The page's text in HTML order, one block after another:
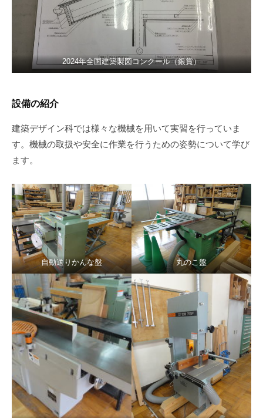
2024年全国建築製図コンクール（銀賞）
設備の紹介
建築デザイン科では様々な機械を用いて実習を行っていま
す。機械の取扱や安全に作業を行うための姿勢について学び
ます。
自動送りかんな盤 丸のこ盤